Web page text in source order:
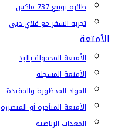
طائرة بوينغ 737 ماكس
تجربة السفر مع فلاي دبي
الأمتعة
الأمتعة المحمولة باليد
الأمتعة المسجلة
المواد المحظورة والمقيدة
الأمتعة المتأخرة أو المتضررة
المعدات الرياضية